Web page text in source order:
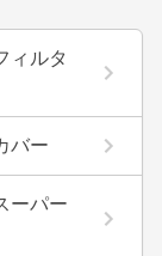
ィルタ
バー
ーパー